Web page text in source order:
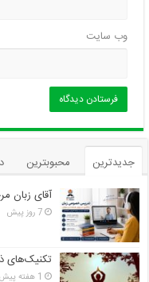
وب‌ سایت
جدیدترین محبوبترین
آقای زبان
7 روز پیش
تکنیک‌های
1 هفته پیش